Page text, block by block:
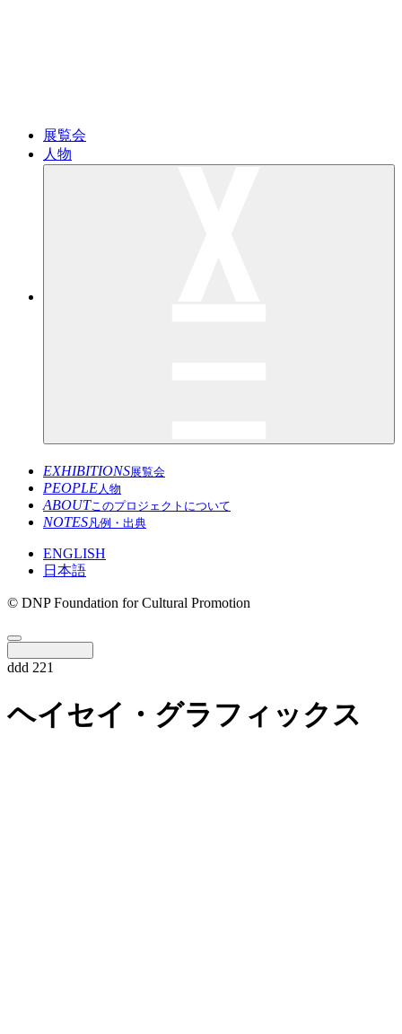
展覧会
人物
EXHIBITIONS展覧会
PEOPLE人物
ABOUTこのプロジェクトについて
NOTES凡例・出典
ENGLISH
日本語
© DNP Foundation for Cultural Promotion
ddd 221
ヘイセイ・グラフィックス